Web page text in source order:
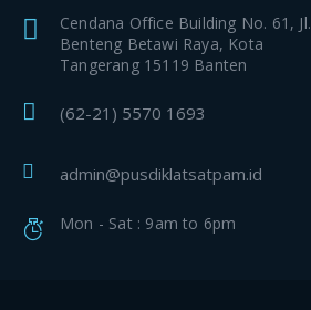
Cendana Office Building No. 61, Jl.
Benteng Betawi Raya, Kota
Tangerang 15119 Banten
(62-21) 5570 1693
admin@pusdiklatsatpam.id
Mon - Sat : 9am to 6pm